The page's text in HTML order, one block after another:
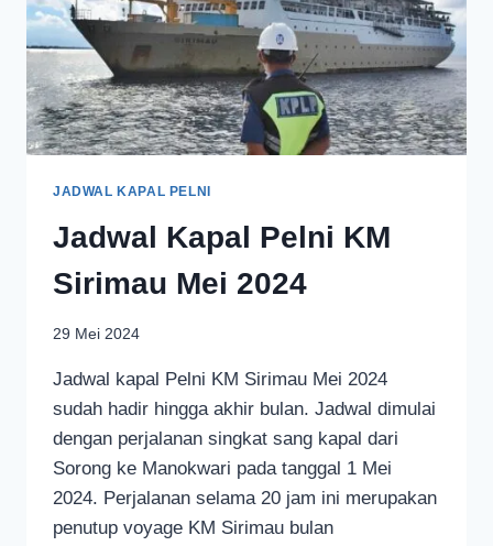
JADWAL KAPAL PELNI
Jadwal Kapal Pelni KM
Sirimau Mei 2024
29 Mei 2024
Jadwal kapal Pelni KM Sirimau Mei 2024
sudah hadir hingga akhir bulan. Jadwal dimulai
dengan perjalanan singkat sang kapal dari
Sorong ke Manokwari pada tanggal 1 Mei
2024. Perjalanan selama 20 jam ini merupakan
penutup voyage KM Sirimau bulan